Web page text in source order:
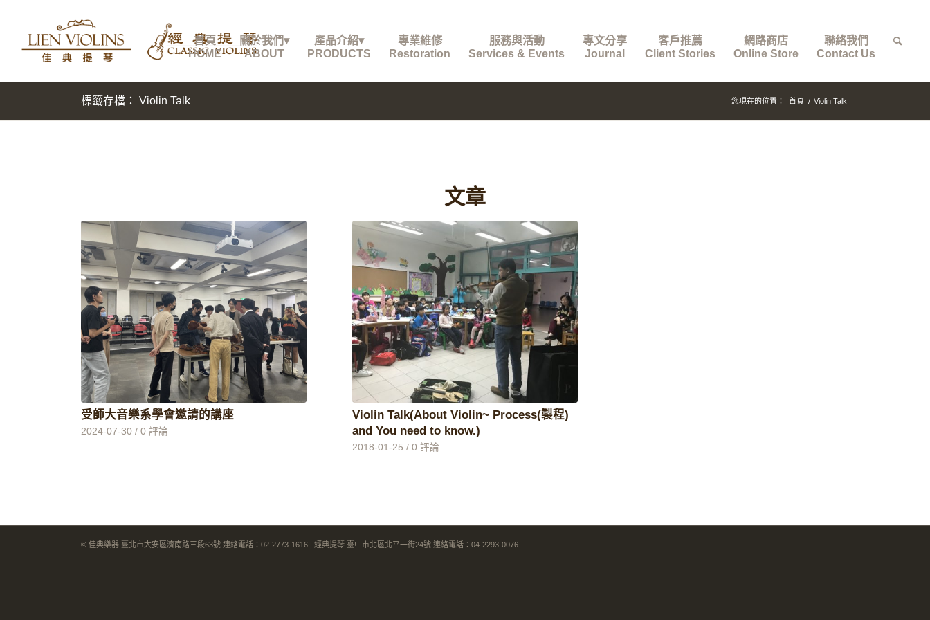
首頁
HOME
關於我們▾
ABOUT
產品介紹▾
PRODUCTS
專業維修
Restoration
服務與活動
Services & Events
專文分享
Journal
客戶推薦
Client Stories
網路商店
Online Store
聯絡我們
Contact Us
標籤存檔： Violin Talk 您現在的位置： 首頁 / Violin Talk
文章
受師大音樂系學會邀請的講座
2024-07-30 / 0 評論
Violin Talk(About Violin~ Process(製程)
and You need to know.)
2018-01-25 / 0 評論
© 佳典樂器 臺北市大安區濟南路三段63號 連絡電話：02-2773-1616 | 經典提琴 臺中市北區北平一街24號 連絡電話：04-2293-0076